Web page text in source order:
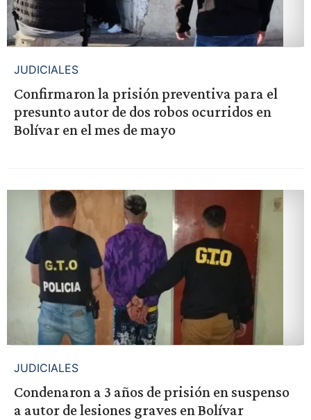
JUDICIALES
Confirmaron la prisión preventiva para el
presunto autor de dos robos ocurridos en
Bolívar en el mes de mayo
JUDICIALES
Condenaron a 3 años de prisión en suspenso
a autor de lesiones graves en Bolívar